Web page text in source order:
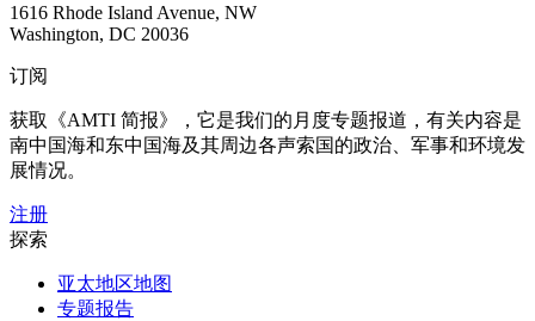
1616 Rhode Island Avenue, NW
Washington, DC 20036
订阅
获取《AMTI 简报》，它是我们的月度专题报道，有关内容是
南中国海和东中国海及其周边各声索国的政治、军事和环境发
展情况。
注册
探索
亚太地区地图
专题报告